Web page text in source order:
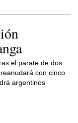
el parate de dos
con cinco
argentinos